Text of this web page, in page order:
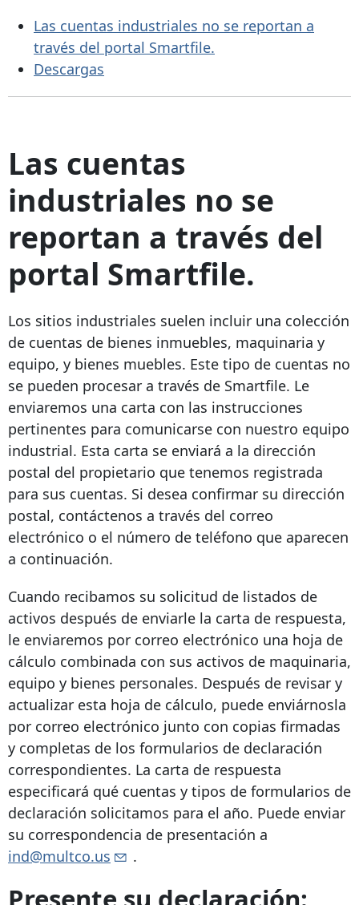
Las cuentas industriales no se reportan a
través del portal Smartfile.
Descargas
Las cuentas
industriales no se
reportan a través del
portal Smartfile.
Los sitios industriales suelen incluir una colección
de cuentas de bienes inmuebles, maquinaria y
equipo, y bienes muebles. Este tipo de cuentas no
se pueden procesar a través de Smartfile. Le
enviaremos una carta con las instrucciones
pertinentes para comunicarse con nuestro equipo
industrial. Esta carta se enviará a la dirección
postal del propietario que tenemos registrada
para sus cuentas. Si desea confirmar su dirección
postal, contáctenos a través del correo
electrónico o el número de teléfono que aparecen
a continuación.
Cuando recibamos su solicitud de listados de
activos después de enviarle la carta de respuesta,
le enviaremos por correo electrónico una hoja de
cálculo combinada con sus activos de maquinaria,
equipo y bienes personales. Después de revisar y
actualizar esta hoja de cálculo, puede enviárnosla
por correo electrónico junto con copias firmadas
y completas de los formularios de declaración
correspondientes. La carta de respuesta
especificará qué cuentas y tipos de formularios de
declaración solicitamos para el año. Puede enviar
su correspondencia de presentación a
ind@multco.us
.